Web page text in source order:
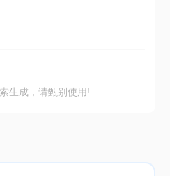
生成，请甄别使用!